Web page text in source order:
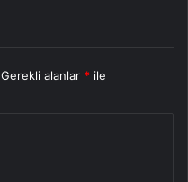
Gerekli alanlar * ile